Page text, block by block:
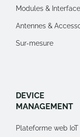
Modules &
Antennes &
Sur-mesure
DEVICE
MANAGEMENT
Plateforme web IoT